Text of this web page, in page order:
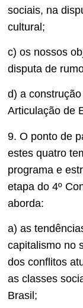
sociais, na
cultural;
c) os nossos
disputa de
d) a
Articulação de
9. O ponto de
estes quatro
programa e
etapa do 4º
aborda:
a) as
capitalismo no
dos conflitos
as classes
Brasil;